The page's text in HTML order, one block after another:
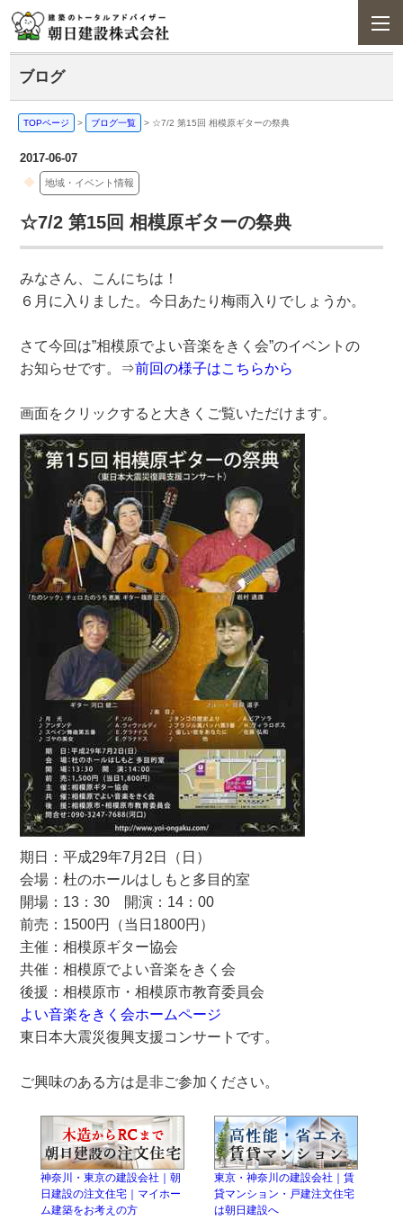
ブログ
TOPページ > ブログ一覧 > ☆7/2 第15回 相模原ギターの祭典
2017-06-07
地域・イベント情報
☆7/2 第15回 相模原ギターの祭典
みなさん、こんにちは！
６月に入りました。今日あたり梅雨入りでしょうか。
さて今回は”相模原でよい音楽をきく会”のイベントの
お知らせです。⇒前回の様子はこちらから
画面をクリックすると大きくご覧いただけます。
期日：平成29年7月2日（日）
会場：杜のホールはしもと多目的室
開場：13：30 開演：14：00
前売：1500円（当日1800円）
主催：相模原ギター協会
共催：相模原でよい音楽をきく会
後援：相模原市・相模原市教育委員会
よい音楽をきく会ホームページ
東日本大震災復興支援コンサートです。
ご興味のある方は是非ご参加ください。
神奈川・東京の建設会社｜朝
日建設の注文住宅｜マイホー
ム建築をお考えの方
東京・神奈川の建設会社｜賃
貸マンション・戸建注文住宅
は朝日建設へ